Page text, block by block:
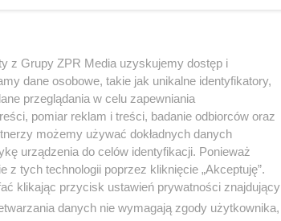
z Grupy ZPR Media uzyskujemy dostęp i
dane osobowe, takie jak unikalne identyfikatory,
przeglądania w celu zapewniania
pomiar reklam i treści, badanie odbiorców oraz
możemy używać dokładnych danych
urządzenia do celów identyfikacji. Ponieważ
tych technologii poprzez kliknięcie „Akceptuję”.
klikając przycisk ustawień prywatności znajdujący
danych nie wymagają zgody użytkownika,